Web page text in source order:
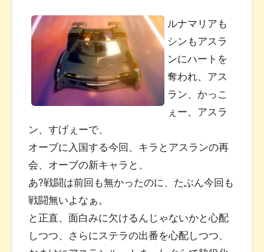
ルナマリアも
シンもアスラ
ンにハートを
奪われ、アス
ラン、かっこ
ぇー、アスラ
ン、すげぇーで、
オーブに入国する今回、キラとアスランの再
会、オーブの新キャラと、
あ?戦闘は前回も無かったのに、たぶん今回も
戦闘無いよなぁ。
と正直、面白みに欠けるんじゃないかと心配
しつつ、さらにステラの出番を心配しつつ、